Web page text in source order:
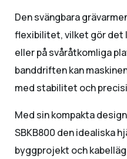
Den svängbara
flexibilitet, vilket gör det
eller på svåråtkomliga
banddriften kan
med stabilitet och
Med sin kompakta
SBKB800 den idealiska
byggprojekt och